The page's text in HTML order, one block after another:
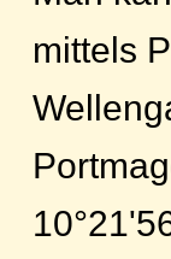
mittels